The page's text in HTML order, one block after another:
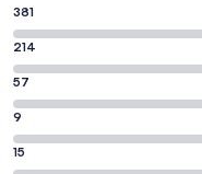
381
214
57
9
15